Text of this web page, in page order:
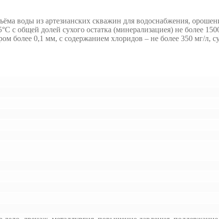
воды из артезианских скважин для водоснабжения,
общей долей сухого остатка (минерализациея) не более
более 0,1 мм, с содержанием хлоридов – не более 350 мг/л,